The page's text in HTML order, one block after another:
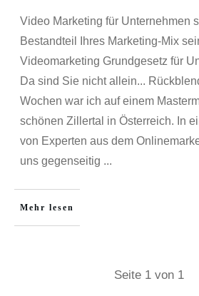
Video Marketing für Unternehmen
Bestandteil Ihres Marketing-Mix
Videomarketing Grundgesetz für
Da sind Sie nicht allein...
Wochen war ich auf einem
schönen Zillertal in Österreich. In
von Experten aus dem
uns gegenseitig ...
Mehr lesen
Seite 1 von 1